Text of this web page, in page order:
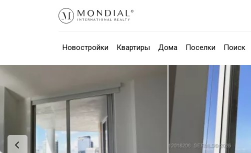
Новостройки Квартиры Дома Поселки Поиск